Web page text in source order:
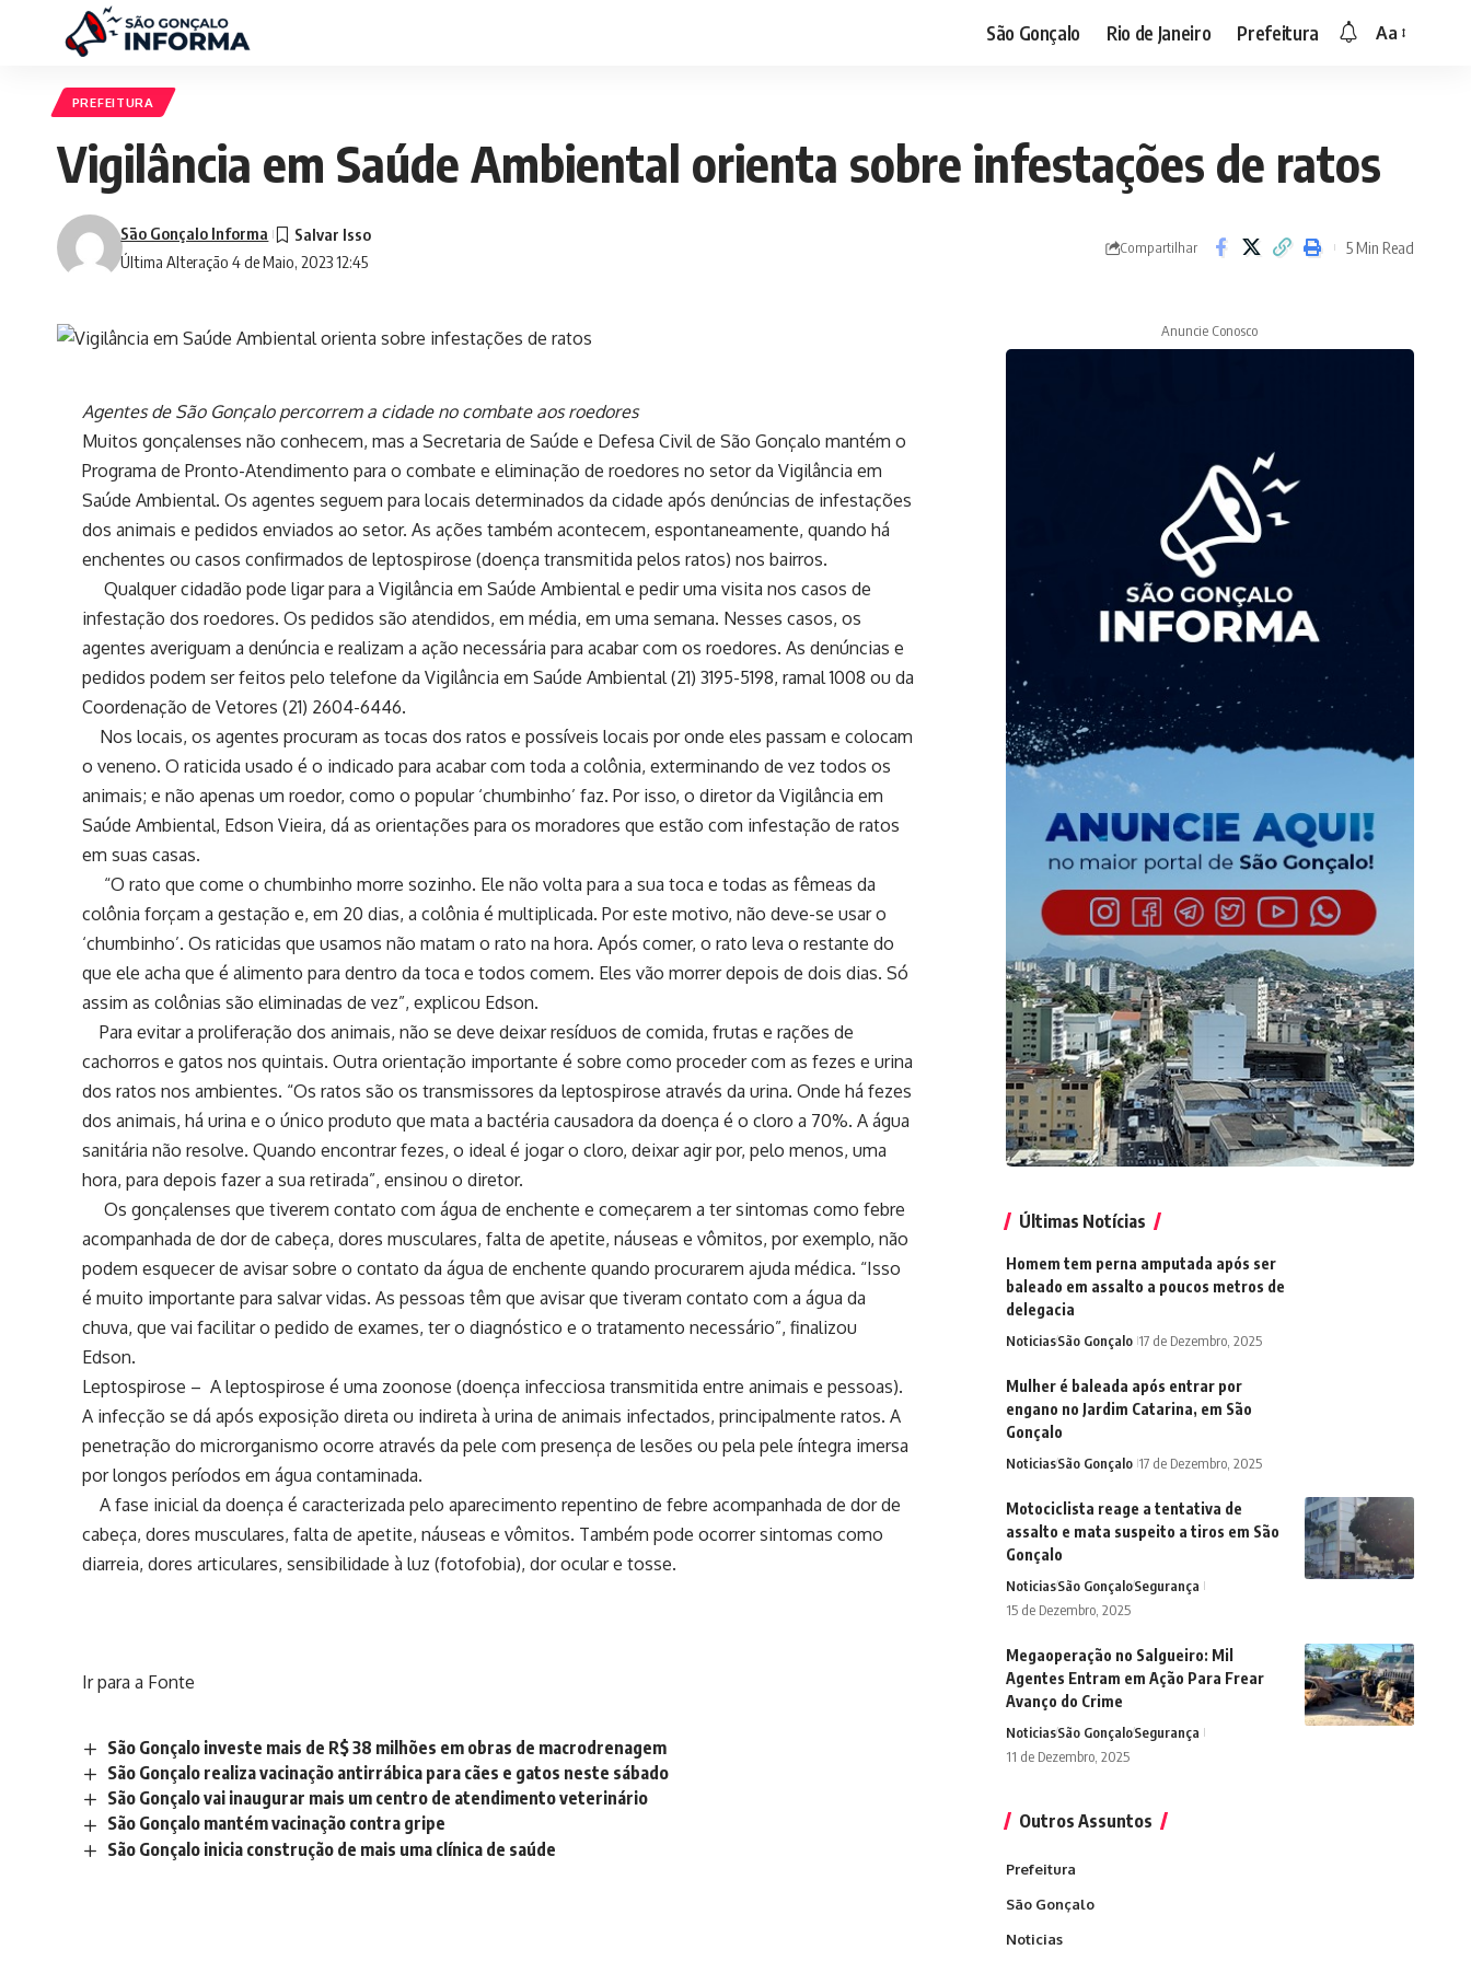
São Gonçalo Rio de Janeiro Prefeitura Aa
PREFEITURA
Vigilância em Saúde Ambiental orienta sobre infestações de ratos
Última Alteração 4 de Maio, 2023 12:45
São Gonçalo Informa
Compartilhar 5 Min Read
Agentes de São Gonçalo percorrem a cidade no combate aos roedores
Muitos gonçalenses não conhecem, mas a Secretaria de Saúde e Defesa Civil de São Gonçalo mantém o
Programa de Pronto-Atendimento para o combate e eliminação de roedores no setor da Vigilância em
Saúde Ambiental. Os agentes seguem para locais determinados da cidade após denúncias de infestações
dos animais e pedidos enviados ao setor. As ações também acontecem, espontaneamente, quando há
enchentes ou casos confirmados de leptospirose (doença transmitida pelos ratos) nos bairros.
Qualquer cidadão pode ligar para a Vigilância em Saúde Ambiental e pedir uma visita nos casos de
infestação dos roedores. Os pedidos são atendidos, em média, em uma semana. Nesses casos, os
agentes averiguam a denúncia e realizam a ação necessária para acabar com os roedores. As denúncias e
pedidos podem ser feitos pelo telefone da Vigilância em Saúde Ambiental (21) 3195-5198, ramal 1008 ou da
Coordenação de Vetores (21) 2604-6446.
Nos locais, os agentes procuram as tocas dos ratos e possíveis locais por onde eles passam e colocam
o veneno. O raticida usado é o indicado para acabar com toda a colônia, exterminando de vez todos os
animais; e não apenas um roedor, como o popular ‘chumbinho’ faz. Por isso, o diretor da Vigilância em
Saúde Ambiental, Edson Vieira, dá as orientações para os moradores que estão com infestação de ratos
em suas casas.
“O rato que come o chumbinho morre sozinho. Ele não volta para a sua toca e todas as fêmeas da
colônia forçam a gestação e, em 20 dias, a colônia é multiplicada. Por este motivo, não deve-se usar o
‘chumbinho’. Os raticidas que usamos não matam o rato na hora. Após comer, o rato leva o restante do
que ele acha que é alimento para dentro da toca e todos comem. Eles vão morrer depois de dois dias. Só
assim as colônias são eliminadas de vez”, explicou Edson.
Para evitar a proliferação dos animais, não se deve deixar resíduos de comida, frutas e rações de
cachorros e gatos nos quintais. Outra orientação importante é sobre como proceder com as fezes e urina
dos ratos nos ambientes. “Os ratos são os transmissores da leptospirose através da urina. Onde há fezes
dos animais, há urina e o único produto que mata a bactéria causadora da doença é o cloro a 70%. A água
sanitária não resolve. Quando encontrar fezes, o ideal é jogar o cloro, deixar agir por, pelo menos, uma
hora, para depois fazer a sua retirada”, ensinou o diretor.
Os gonçalenses que tiverem contato com água de enchente e começarem a ter sintomas como febre
acompanhada de dor de cabeça, dores musculares, falta de apetite, náuseas e vômitos, por exemplo, não
podem esquecer de avisar sobre o contato da água de enchente quando procurarem ajuda médica. “Isso
é muito importante para salvar vidas. As pessoas têm que avisar que tiveram contato com a água da
chuva, que vai facilitar o pedido de exames, ter o diagnóstico e o tratamento necessário”, finalizou
Edson.
Leptospirose – A leptospirose é uma zoonose (doença infecciosa transmitida entre animais e pessoas).
A infecção se dá após exposição direta ou indireta à urina de animais infectados, principalmente ratos. A
penetração do microrganismo ocorre através da pele com presença de lesões ou pela pele íntegra imersa
por longos períodos em água contaminada.
A fase inicial da doença é caracterizada pelo aparecimento repentino de febre acompanhada de dor de
cabeça, dores musculares, falta de apetite, náuseas e vômitos. Também pode ocorrer sintomas como
diarreia, dores articulares, sensibilidade à luz (fotofobia), dor ocular e tosse.
Ir para a Fonte
São Gonçalo investe mais de R$ 38 milhões em obras de macrodrenagem
São Gonçalo realiza vacinação antirrábica para cães e gatos neste sábado
São Gonçalo vai inaugurar mais um centro de atendimento veterinário
São Gonçalo mantém vacinação contra gripe
São Gonçalo inicia construção de mais uma clínica de saúde
Anuncie Conosco
Últimas Notícias
Homem tem perna amputada após ser
baleado em assalto a poucos metros de
delegacia
NoticiasSão Gonçalo 17 de Dezembro, 2025
Mulher é baleada após entrar por
engano no Jardim Catarina, em São
Gonçalo
NoticiasSão Gonçalo 17 de Dezembro, 2025
Motociclista reage a tentativa de
assalto e mata suspeito a tiros em São
Gonçalo
NoticiasSão GonçaloSegurança
15 de Dezembro, 2025
Megaoperação no Salgueiro: Mil
Agentes Entram em Ação Para Frear
Avanço do Crime
NoticiasSão GonçaloSegurança
11 de Dezembro, 2025
Outros Assuntos
Prefeitura
São Gonçalo
Noticias